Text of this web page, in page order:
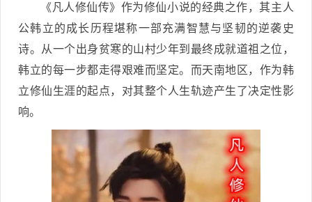
《凡人修仙传》作为修仙小说的经典之作，其主人
公韩立的成长历程堪称一部充满智慧与坚韧的逆袭史
诗。从一个出身贫寒的山村少年到最终成就道祖之位，
韩立的每一步都走得艰难而坚定。而天南地区，作为韩
立修仙生涯的起点，对其整个人生轨迹产生了决定性影
响。